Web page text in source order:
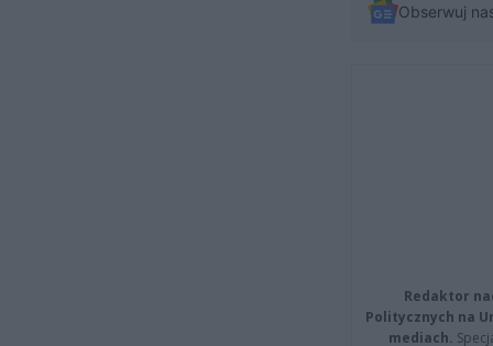
Obserwuj
Redaktor
Politycznych na
mediach.